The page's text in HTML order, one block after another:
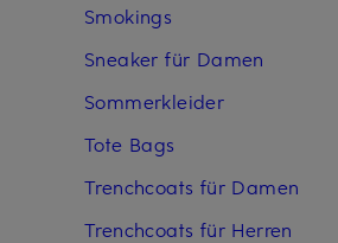
Smokings
Sneaker für Damen
Sommerkleider
Tote Bags
Trenchcoats für Damen
Trenchcoats für Herren